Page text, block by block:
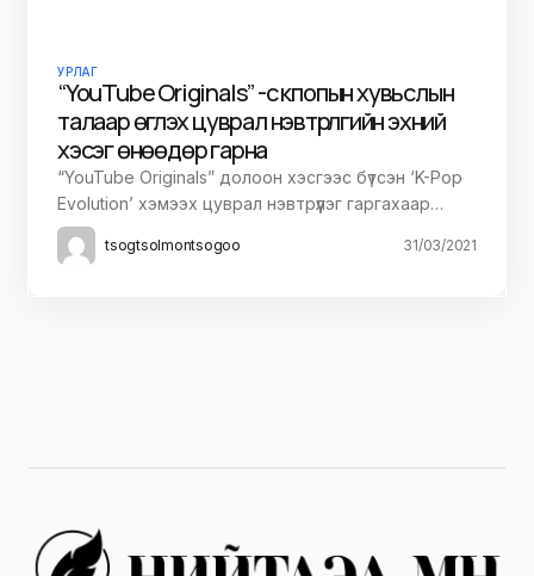
УРЛАГ
“YouTube Originals” -с кпопын хувьслын
талаар өгүүлэх цуврал нэвтрүүлгийн эхний
хэсэг өнөөдөр гарна
“YouTube Originals” долоон хэсгээс бүтсэн ‘K-Pop
Evolution’ хэмээх цуврал нэвтрүүлэг гаргахаар…
tsogtsolmontsogoo 31/03/2021